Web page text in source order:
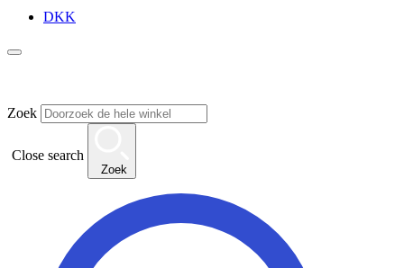
DKK
Zoek
Close search
Zoek